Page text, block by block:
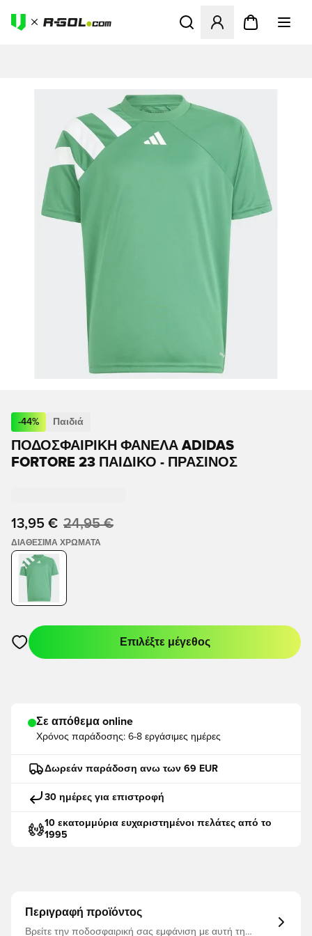
Ανοίγει ένα Modal για να
-44% Παιδιά
ΠΟΔΟΣΦΑΙΡΙΚΉ ΦΑΝΈΛΑ ADIDAS
FORTORE 23 ΠΑΙΔΙΚΌ - ΠΡΆΣΙΝΟΣ
13,95 € 24,95 €
ΔΙΑΘΈΣΙΜΑ ΧΡΏΜΑΤΑ
Ανοίγει ένα Modal για να συνδεθείτε ή να εγγραφείτε ως
Επιλέξτε μέγεθος
Σε απόθεμα online
Χρόνος παράδοσης: 6-8 εργάσιμες ημέρες
Δωρεάν παράδοση ανω των 69 EUR
30 ημέρες για επιστροφή
10 εκατομμύρια ευχαριστημένοι πελάτες από το
1995
Περιγραφή προϊόντος
Βρείτε την ποδοσφαιρική σας εμφάνιση με αυτή τη